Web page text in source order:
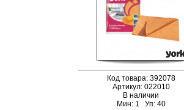
Код товара: 392078
Артикул: 022010
В наличии
Мин: 1 Уп: 40